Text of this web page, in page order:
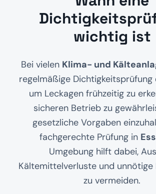
wichtig ist
Bei vielen Klima- und
regelmäßige
um Leckagen frühzeitig zu
sicheren Betrieb zu
gesetzliche Vorgaben
fachgerechte Prüfung in
Umgebung hilft dabei,
Kältemittelverluste und unnötige
zu vermeiden.